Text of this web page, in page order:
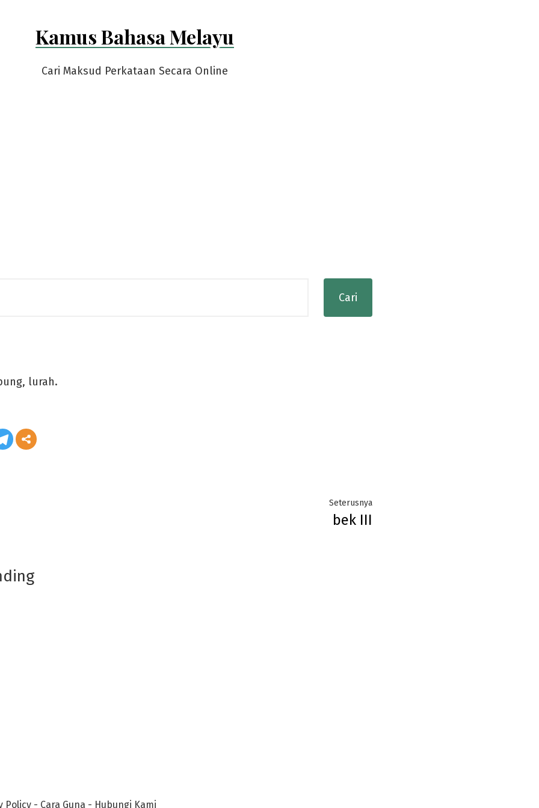
Kamus Bahasa Melayu
Cari Maksud Perkataan Secara Online
lurah.
SeterusnyaNext
bek III
Policy - Cara Guna - Hubungi Kami